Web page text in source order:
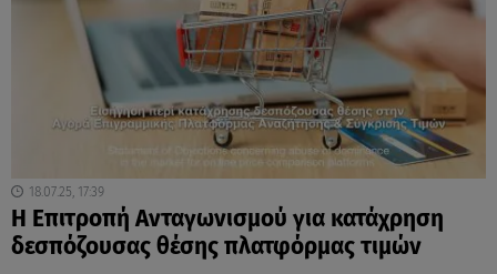
18.07.25, 17:39
Η Επιτροπή Ανταγωνισμού για κατάχρηση
δεσπόζουσας θέσης πλατφόρμας τιμών